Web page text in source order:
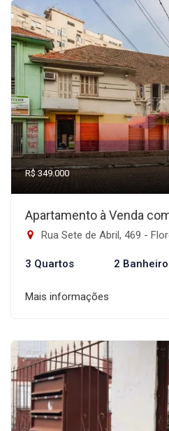
R$ 349.000
Apartamento à Venda
Rua Sete de Abril, 469 -
3 Quartos 2
Mais informações